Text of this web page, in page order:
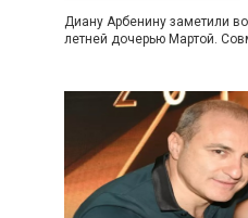
Диану Арбенину заметили
летней дочерью Мартой.